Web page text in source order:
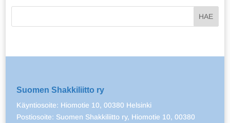
Suomen Shakkiliitto ry
Käyntiosoite: Hiomotie 10, 00380 Helsinki
Postiosoite: Suomen Shakkiliitto ry, Hiomotie 10, 00380